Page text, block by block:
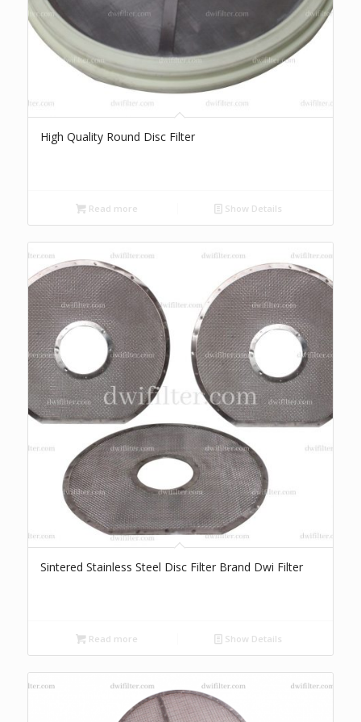
High Quality Round Disc Filter
Read more Show Details
Sintered Stainless Steel Disc Filter Brand Dwi Filter
Read more Show Details